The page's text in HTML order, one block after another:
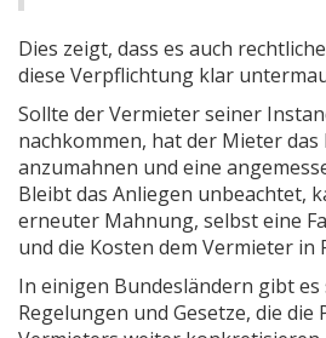
Dies zeigt, dass es auch
diese Verpflichtung klar
Sollte der Vermieter seiner
nachkommen, hat der Mieter das
anzumahnen und eine
Bleibt das Anliegen unbeachtet,
erneuter Mahnung, selbst eine
und die Kosten dem Vermieter in
In einigen Bundesländern gibt es
Regelungen und Gesetze, die die